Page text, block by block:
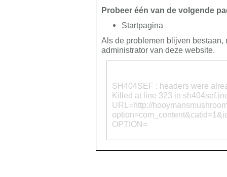
Probeer één van de volgende
Startpagina
Als de problemen blijven bestaan,
administrator van deze website.
SH404SEF : headers were
Killed at line 323 in
URL=http://
OPTION=